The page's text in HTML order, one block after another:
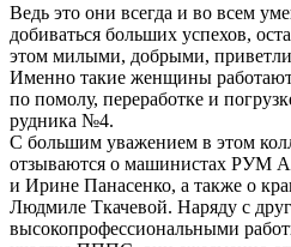
Ведь это они всегда и во всем
добиваться больших успехов,
этом милыми, добрыми,
Именно такие женщины работают
по помолу, переработке и
рудника №4.
С большим уважением в этом
отзываются о машинистах РУМ
и Ирине Панасенко, а также о
Людмиле Ткачевой. Наряду с
высокопрофессиональными